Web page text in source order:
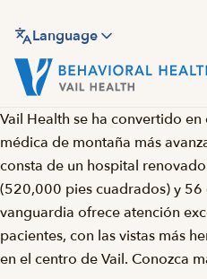
contenido
principal
Language
Vail Health se ha convertido
médica de montaña más
consta de un hospital
(520,000 pies cuadrados) y 56
vanguardia ofrece atención
pacientes, con las vistas más
en el centro de Vail. Conozca